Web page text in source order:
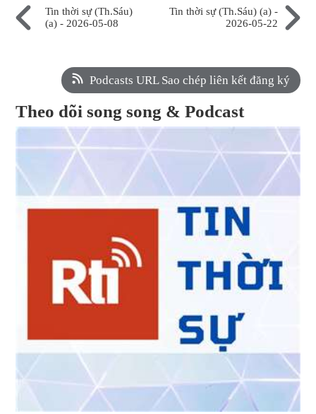
Tin thời sự (Th.Sáu)
(a) - 2026-05-08
Tin thời sự (Th.Sáu) (a) -
2026-05-22
Podcasts URL Sao chép liên kết đăng ký
Theo dõi song song & Podcast